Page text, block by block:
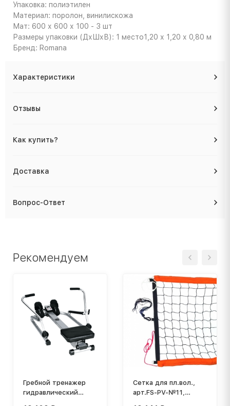
Упаковка: полиэтилен
Материал: поролон, винилискожа
Мат: 600 х 600 х 100 - 3 шт
Размеры упаковки (ДхШхВ): 1 место1,20 х 1,20 х 0,80 м
Бренд: Romana
Характеристики
Отзывы
Как купить?
Доставка
Вопрос-Ответ
Рекомендуем
Гребной тренажер
гидравлический
Сетка для пл.вол.,
арт.FS-PV-№11,